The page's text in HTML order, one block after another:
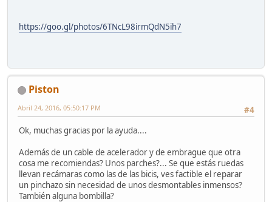
https://goo.gl/photos/6TNcL98irmQdN5ih7
Piston
#4
Abril 24, 2016, 05:50:17 PM
Ok, muchas gracias por la ayuda....
Además de un cable de acelerador y de embrague que otra
cosa me recomiendas? Unos parches?... Se que estás ruedas
llevan recámaras como las de las bicis, ves factible el reparar
un pinchazo sin necesidad de unos desmontables inmensos?
También alguna bombilla?